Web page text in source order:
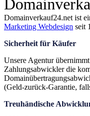
Domainverkauf24.net ist
Marketing Webdesign seit
Sicherheit für Käufer
Unsere Agentur
Zahlungsabwickler die
(Geld-zurück-Garantie,
Treuhändische